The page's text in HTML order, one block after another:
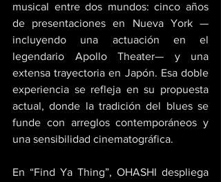
musical entre dos mundos: cinco años
de presentaciones en Nueva York —
incluyendo una actuación en el
legendario Apollo Theater— y una
extensa trayectoria en Japón. Esa doble
experiencia se refleja en su propuesta
actual, donde la tradición del blues se
funde con arreglos contemporáneos y
una sensibilidad cinematográfica.
En “Find Ya Thing”, OHASHI despliega